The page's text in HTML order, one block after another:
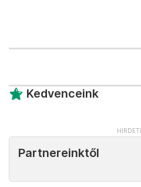
Kedvenceink
Partnereinktől